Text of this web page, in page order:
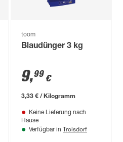
toom
Blaudünger 3 kg
9,99 €
3,33 € / Kilogramm
Keine Lieferung nach
Hause
Verfügbar in Troisdorf